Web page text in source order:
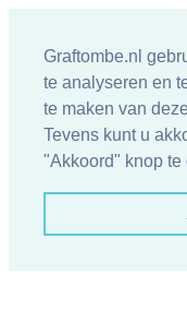
Graftombe.nl
te analyseren en
te maken van
Tevens kunt u
"Akkoord" knop te